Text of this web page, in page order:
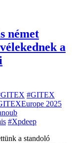
német
a
#GITEX
2025
#Xpdeep
a standoló